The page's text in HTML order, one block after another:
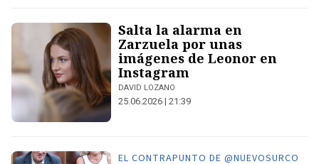
Salta la alarma en
Zarzuela por unas
imágenes de Leonor en
Instagram
DAVID LOZANO
25.06.2026 | 21:39
EL CONTRAPUNTO DE @NUEVOSURCO